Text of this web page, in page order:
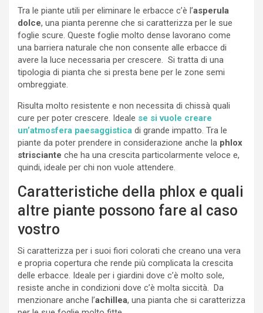
Tra le piante utili per eliminare le erbacce c’è l’asperula
dolce, una pianta perenne che si caratterizza per le sue
foglie scure. Queste foglie molto dense lavorano come
una barriera naturale che non consente alle erbacce di
avere la luce necessaria per crescere. Si tratta di una
tipologia di pianta che si presta bene per le zone semi
ombreggiate.
Risulta molto resistente e non necessita di chissà quali
cure per poter crescere. Ideale se si vuole creare
un’atmosfera paesaggistica di grande impatto. Tra le
piante da poter prendere in considerazione anche la phlox
strisciante che ha una crescita particolarmente veloce e,
quindi, ideale per chi non vuole attendere.
Caratteristiche della phlox e quali
altre piante possono fare al caso
vostro
Si caratterizza per i suoi fiori colorati che creano una vera
e propria copertura che rende più complicata la crescita
delle erbacce. Ideale per i giardini dove c’è molto sole,
resiste anche in condizioni dove c’è molta siccità. Da
menzionare anche l’achillea, una pianta che si caratterizza